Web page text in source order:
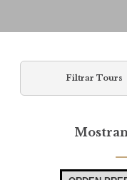
Filtrar Tours